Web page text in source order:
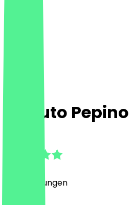
Caputo Pepino
Bewertungen